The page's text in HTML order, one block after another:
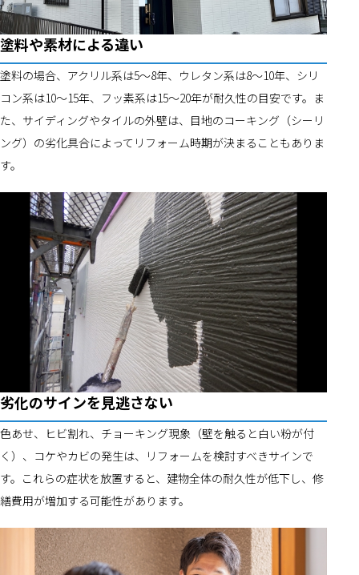
塗料や素材による違い
塗料の場合、アクリル系は5～8年、ウレタン系は8～10年、シリ
コン系は10～15年、フッ素系は15～20年が耐久性の目安です。ま
た、サイディングやタイルの外壁は、目地のコーキング（シーリ
ング）の劣化具合によってリフォーム時期が決まることもありま
す。
劣化のサインを見逃さない
色あせ、ヒビ割れ、チョーキング現象（壁を触ると白い粉が付
く）、コケやカビの発生は、リフォームを検討すべきサインで
す。これらの症状を放置すると、建物全体の耐久性が低下し、修
繕費用が増加する可能性があります。